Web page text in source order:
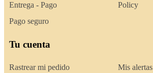
Entrega - Pago
Pago seguro
Policy
Tu cuenta
Rastrear mi pedido Mis alertas